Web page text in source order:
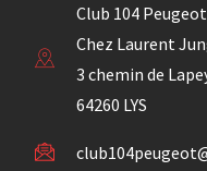
Club 104 Peugeot
Chez Laurent
3 chemin de
64260 LYS